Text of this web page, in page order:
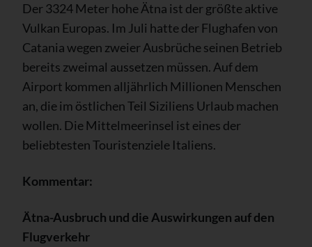
Der 3324 Meter hohe Ätna ist der größte aktive
Vulkan Europas. Im Juli hatte der Flughafen von
Catania wegen zweier Ausbrüche seinen Betrieb
bereits zweimal aussetzen müssen. Auf dem
Airport kommen alljährlich Millionen Menschen
an, die im östlichen Teil Siziliens Urlaub machen
wollen. Die Mittelmeerinsel ist eines der
beliebtesten Touristenziele Italiens.
Kommentar:
Ätna-Ausbruch und die Auswirkungen auf den
Flugverkehr